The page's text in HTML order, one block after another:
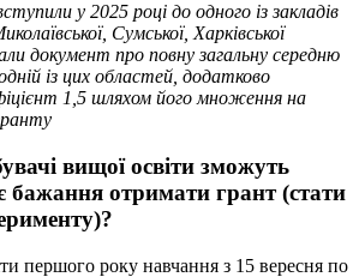
у 2025 році до одного із закладів
Сумської, Харківської
документ про повну загальну середню
із цих областей, додатково
1,5 шляхом його множення на
вищої освіти зможуть
бажання отримати грант (стати
першого року навчання з 15 вересня по